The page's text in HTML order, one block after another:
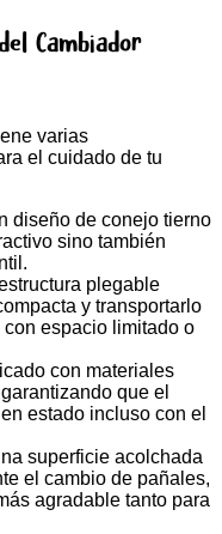
Cambiador
varias
el cuidado de tu
diseño de conejo tierno
sino también
plegable
y transportarlo
espacio limitado o
con materiales
que el
estado incluso con el
superficie acolchada
el cambio de pañales,
agradable tanto para